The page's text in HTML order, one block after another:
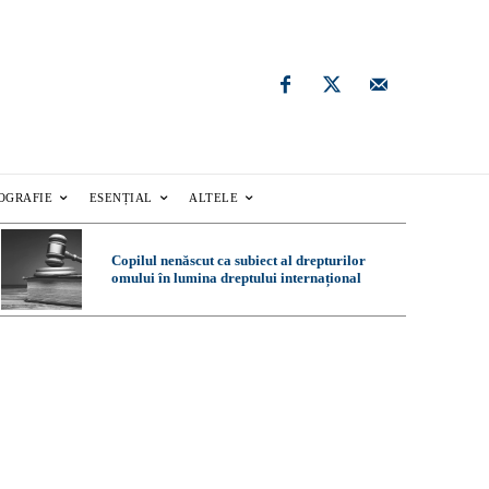
ESENȚIAL ALTELE
Copilul nenăscut ca subiect al drepturilor
omului în lumina dreptului internațional